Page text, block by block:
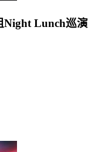
Night Lunch巡演